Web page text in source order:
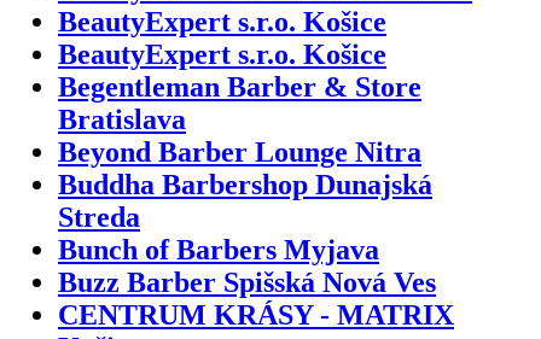
BeautyExpert s.r.o. Košice
BeautyExpert s.r.o. Košice
Begentleman Barber & Store
Bratislava
Beyond Barber Lounge Nitra
Buddha Barbershop Dunajská
Streda
Bunch of Barbers Myjava
Buzz Barber Spišská Nová Ves
CENTRUM KRÁSY - MATRIX